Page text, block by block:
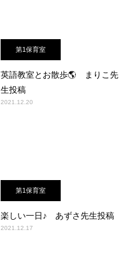
第1保育室
英語教室とお散歩🌎 まりこ先
生投稿
2021.12.20
第1保育室
楽しい一日♪ あずさ先生投稿
2021.12.17